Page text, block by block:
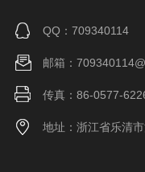
QQ：709340114
邮箱：
传真：86-0577-
地址：浙江省乐清